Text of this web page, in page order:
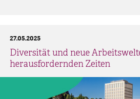
Diversität und neue
herausfordernden Zeiten
27.05.2025